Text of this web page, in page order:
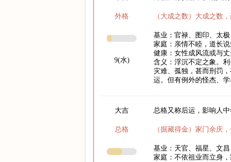
外格
9(水)
（大成之数）大成之数
基业：官禄、图印、太极
家庭：亲情不睦，道长
健康：女性成风流或与
含义：浮沉不定之象。
灾难、孤独，甚而刑罚
运。但有例外的怪杰、
大吉
总格
总格又称后运，影响人中
（掘藏得金）家门余庆
基业：天官、福星、文
家庭：不依祖业而立身，